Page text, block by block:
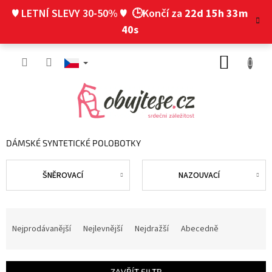
♥ LETNÍ SLEVY 30-50% ♥ 🕒Končí za 22d 15h 33m
39s
DÁMSKÉ SYNTETICKÉ POLOBOTKY
ŠNĚROVACÍ NAZOUVACÍ
Nejprodávanější Nejlevnější Nejdražší Abecedně